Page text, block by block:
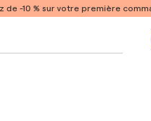
-10 % sur votre première